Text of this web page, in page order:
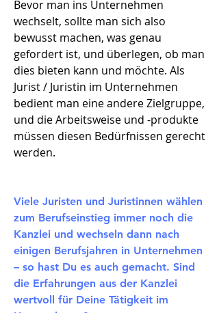
Bevor man ins Unternehmen
wechselt, sollte man sich also
bewusst machen, was genau
gefordert ist, und überlegen, ob man
dies bieten kann und möchte. Als
Jurist / Juristin im Unternehmen
bedient man eine andere Zielgruppe,
und die Arbeitsweise und -produkte
müssen diesen Bedürfnissen gerecht
werden.
Viele Juristen und Juristinnen wählen
zum Berufseinstieg immer noch die
Kanzlei und wechseln dann nach
einigen Berufsjahren in Unternehmen
– so hast Du es auch gemacht. Sind
die Erfahrungen aus der Kanzlei
wertvoll für Deine Tätigkeit im